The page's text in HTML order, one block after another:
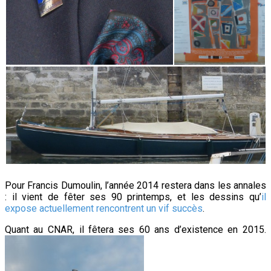
Pour Francis Dumoulin, l’année 2014 restera dans les annales
: il vient de fêter ses 90 printemps, et les dessins qu’il
expose actuellement rencontrent un vif succès.
Quant au CNAR, il fêtera ses 60 ans d’existence en 2015.